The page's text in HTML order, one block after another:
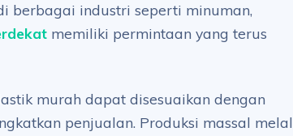
berbagai industri seperti minuman,
memiliki permintaan yang terus
murah dapat disesuaikan dengan
penjualan. Produksi massal